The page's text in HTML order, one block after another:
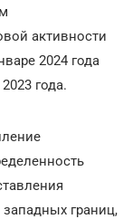
активности
2024 года
года.
границ,